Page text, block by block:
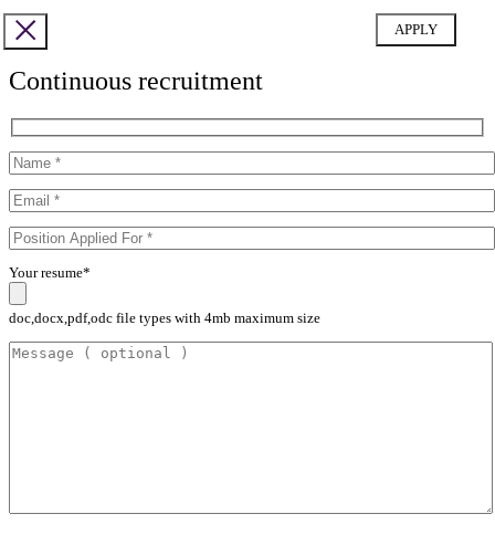
Continuous recruitment
Your resume*
doc,docx,pdf,odc file types with 4mb maximum size